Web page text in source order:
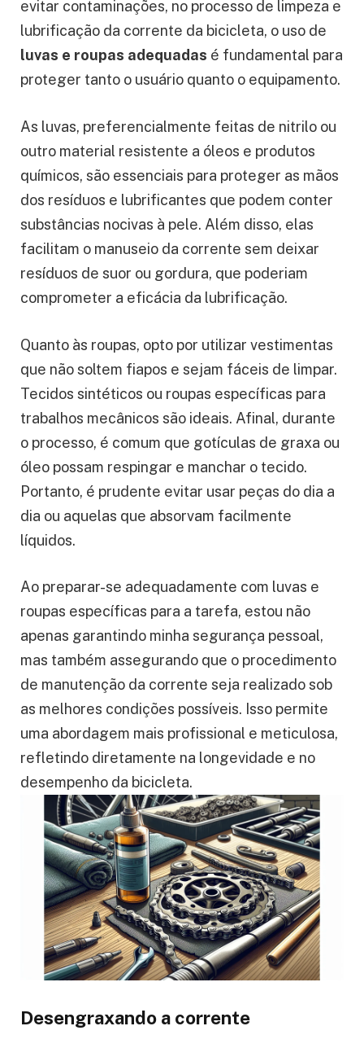
evitar contaminações, no processo de limpeza e
lubrificação da corrente da bicicleta, o uso de
luvas e roupas adequadas é fundamental para
proteger tanto o usuário quanto o equipamento.
As luvas, preferencialmente feitas de nitrilo ou
outro material resistente a óleos e produtos
químicos, são essenciais para proteger as mãos
dos resíduos e lubrificantes que podem conter
substâncias nocivas à pele. Além disso, elas
facilitam o manuseio da corrente sem deixar
resíduos de suor ou gordura, que poderiam
comprometer a eficácia da lubrificação.
Quanto às roupas, opto por utilizar vestimentas
que não soltem fiapos e sejam fáceis de limpar.
Tecidos sintéticos ou roupas específicas para
trabalhos mecânicos são ideais. Afinal, durante
o processo, é comum que gotículas de graxa ou
óleo possam respingar e manchar o tecido.
Portanto, é prudente evitar usar peças do dia a
dia ou aquelas que absorvam facilmente
líquidos.
Ao preparar-se adequadamente com luvas e
roupas específicas para a tarefa, estou não
apenas garantindo minha segurança pessoal,
mas também assegurando que o procedimento
de manutenção da corrente seja realizado sob
as melhores condições possíveis. Isso permite
uma abordagem mais profissional e meticulosa,
refletindo diretamente na longevidade e no
desempenho da bicicleta.
Desengraxando a corrente